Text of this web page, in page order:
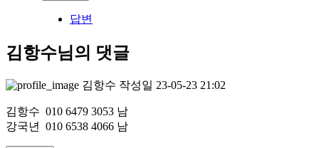
답변
김항수님의 댓글
김항수 작성일 23-05-23 21:02
김항수 010 6479 3053 남
강국년 010 6538 4066 남